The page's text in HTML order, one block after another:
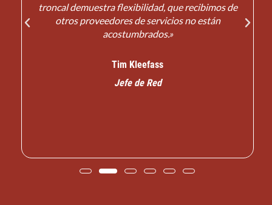
troncal demuestra flexibilidad, que recibimos de
otros proveedores de servicios no están
acostumbrados.»
Tim Kleefass
Jefe de Red